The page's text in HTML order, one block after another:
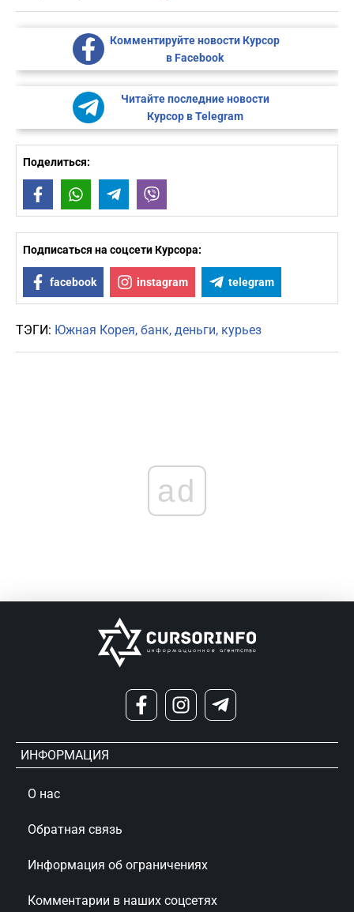
Комментируйте новости Курсор
в Facebook
Читайте последние новости
Курсор в Telegram
Поделиться:
FacebookWhatsAppTelegram
Подписаться на соцсети Курсора:
facebook instagram telegram
ТЭГИ: Южная Корея банк деньги курьез
ad
ИНФОРМАЦИЯ
О нас
Обратная связь
Информация об ограничениях
Комментарии в наших соцсетях